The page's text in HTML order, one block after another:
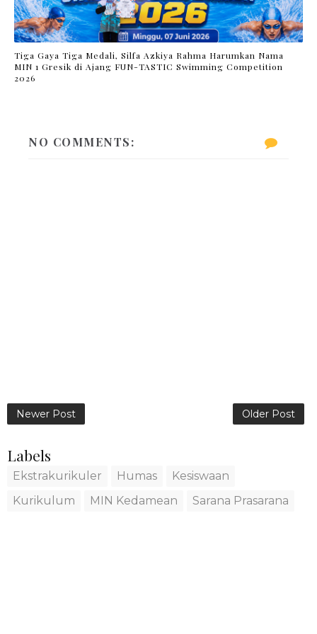
Tiga Gaya Tiga Medali, Silfa Azkiya Rahma Harumkan Nama
MIN 1 Gresik di Ajang FUN-TASTIC Swimming Competition
2026
NO COMMENTS:
Newer Post Older Post
Labels
Ekstrakurikuler Humas
Kesiswaan
Kurikulum
MIN Kedamean Sarana Prasarana